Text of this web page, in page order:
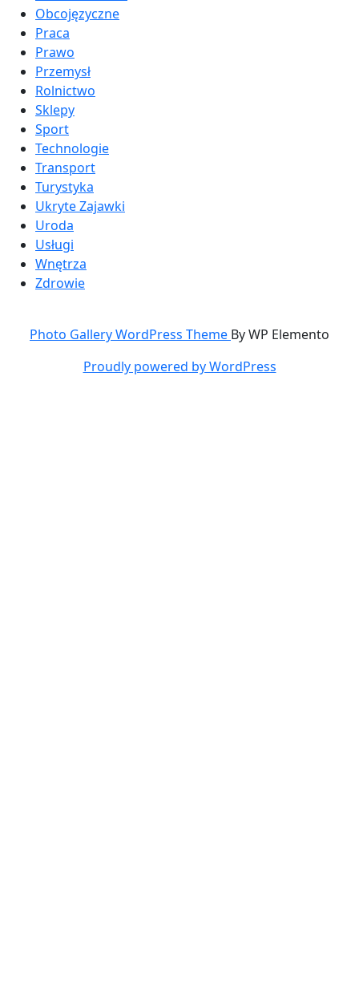
Obcojęzyczne
Praca
Prawo
Przemysł
Rolnictwo
Sklepy
Sport
Technologie
Transport
Turystyka
Ukryte Zajawki
Uroda
Usługi
Wnętrza
Zdrowie
Photo Gallery WordPress Theme By WP Elemento
Proudly powered by WordPress